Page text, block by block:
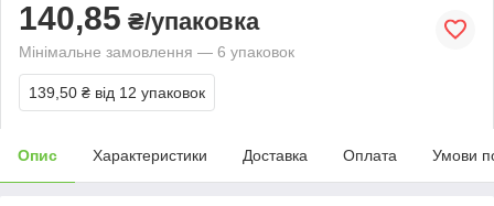
140,85 ₴/упаковка
Мінімальне замовлення — 6 упаковок
139,50 ₴ від 12 упаковок
Опис Характеристики Доставка Оплата Умови